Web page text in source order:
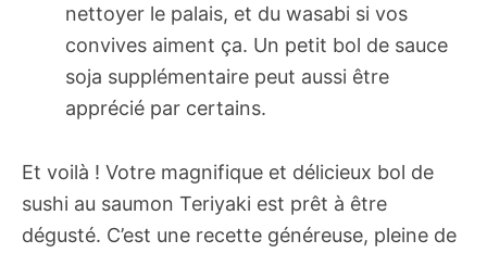
nettoyer le palais, et du wasabi si vos
convives aiment ça. Un petit bol de sauce
soja supplémentaire peut aussi être
apprécié par certains.
Et voilà ! Votre magnifique et délicieux bol de
sushi au saumon Teriyaki est prêt à être
dégusté. C’est une recette généreuse, pleine de